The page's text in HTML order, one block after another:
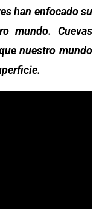
han enfocado su
mundo. Cuevas
nuestro mundo